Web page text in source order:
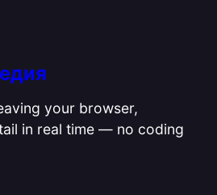
your browser,
in real time — no coding